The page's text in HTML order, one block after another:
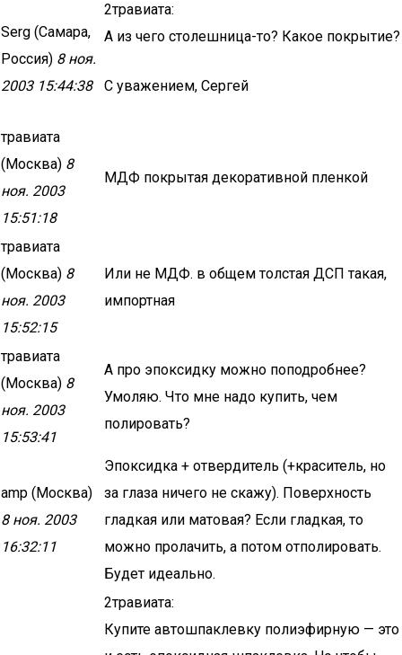
Serg (Самара,
Россия) 8 ноя.
2003 15:44:38
2травиата:
А из чего столешница-то? Какое покрытие?
С уважением, Сергей
травиата
(Москва) 8
ноя. 2003
15:51:18
МДФ покрытая декоративной пленкой
травиата
(Москва) 8
ноя. 2003
15:52:15
Или не МДФ. в общем толстая ДСП такая,
импортная
травиата
(Москва) 8
ноя. 2003
15:53:41
А про эпоксидку можно поподробнее?
Умоляю. Что мне надо купить, чем
полировать?
amp (Москва)
8 ноя. 2003
16:32:11
Эпоксидка + отвердитель (+краситель, но
за глаза ничего не скажу). Поверхность
гладкая или матовая? Если гладкая, то
можно пролачить, а потом отполировать.
Будет идеально.
2травиата:
Купите автошпаклевку полиэфирную — это